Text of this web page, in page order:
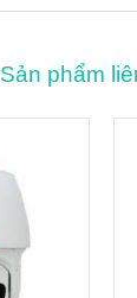
Sản phẩm